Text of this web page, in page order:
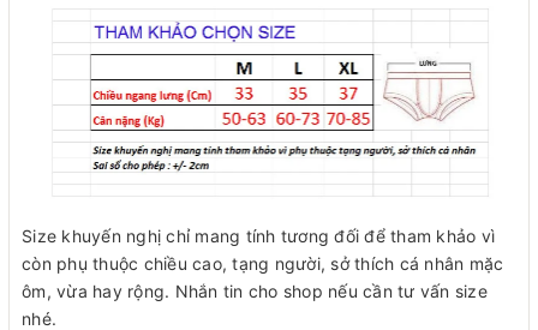
Size khuyến nghị chỉ mang tính tương đối để tham khảo vì
còn phụ thuộc chiều cao, tạng người, sở thích cá nhân mặc
ôm, vừa hay rộng. Nhắn tin cho shop nếu cần tư vấn size
nhé.